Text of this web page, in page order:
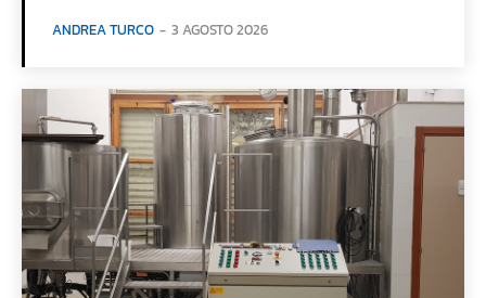
ANDREA TURCO - 3 AGOSTO 2026